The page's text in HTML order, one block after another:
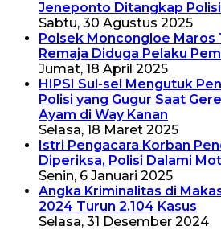
Jeneponto Ditangkap Polisi
Sabtu, 30 Agustus 2025
Polsek Moncongloe Maros
Remaja Diduga Pelaku
Jumat, 18 April 2025
HIPSI Sul-sel Mengutuk
Polisi yang Gugur Saat
Ayam di Way Kanan
Selasa, 18 Maret 2025
Istri Pengacara Korban
Diperiksa, Polisi Dalami
Senin, 6 Januari 2025
Angka Kriminalitas di
2024 Turun 2.104 Kasus
Selasa, 31 Desember 2024